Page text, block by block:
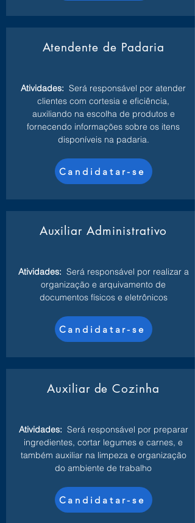
Atendente de Padaria
Atividades: Será responsável por atender
clientes com cortesia e eficiência,
auxiliando na escolha de produtos e
fornecendo informações sobre os itens
disponíveis na padaria.
Candidatar-se
Auxiliar Administrativo
Atividades: Será responsável por realizar a
organização e arquivamento de
documentos físicos e eletrônicos
Candidatar-se
Auxiliar de Cozinha
Atividades: Será responsável por preparar
ingredientes, cortar legumes e carnes, e
também auxiliar na limpeza e organização
do ambiente de trabalho
Candidatar-se